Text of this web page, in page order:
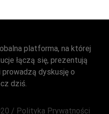
platforma, na której
łączą się, prezentują
dyskusję o
dziś.
/ Polityka Prywatności